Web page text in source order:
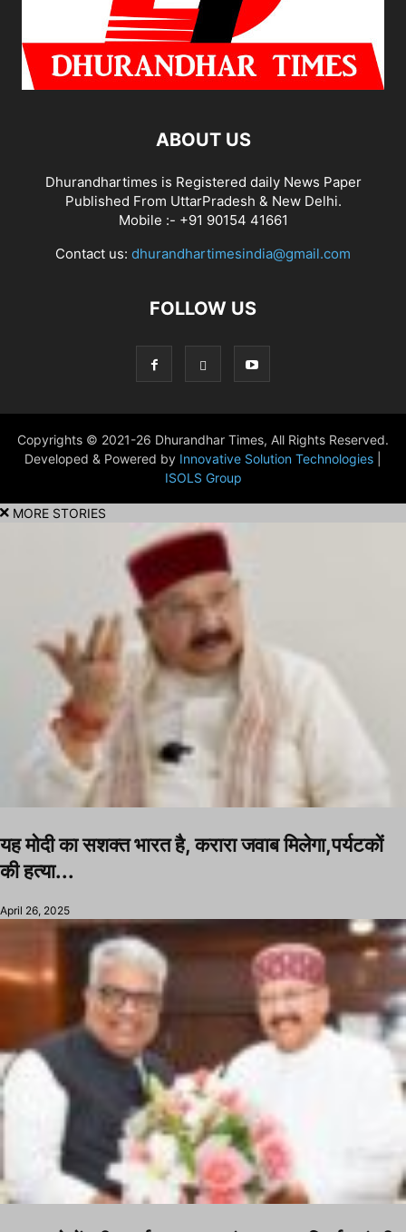
ABOUT US
Dhurandhartimes is Registered daily News Paper
Published From UttarPradesh & New Delhi.
Mobile :- +91 90154 41661
Contact us: dhurandhartimesindia@gmail.com
FOLLOW US
Copyrights © 2021-26 Dhurandhar Times, All Rights Reserved.
Developed & Powered by Innovative Solution Technologies
ISOLS Group
MORE STORIES
यह मोदी का सशक्त भारत है, करारा जवाब मिलेगा,पर्यटकों
की हत्या...
April 26, 2025